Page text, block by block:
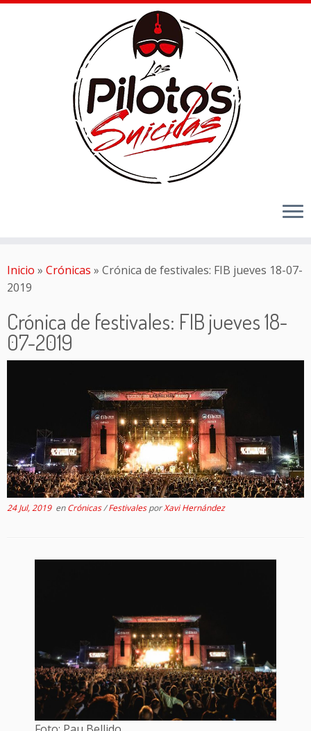
Inicio » Crónicas » Crónica de festivales: FIB jueves 18-07-
2019
Crónica de festivales: FIB jueves 18-
07-2019
24 Jul, 2019enCrónicas/FestivalesporXavi Hernández